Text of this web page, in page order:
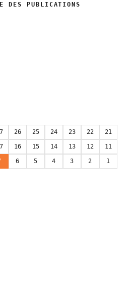
DES PUBLICATIONS
26 25 24 23 22 21
16 15 14 13 12 11
6 5 4 3 2 1